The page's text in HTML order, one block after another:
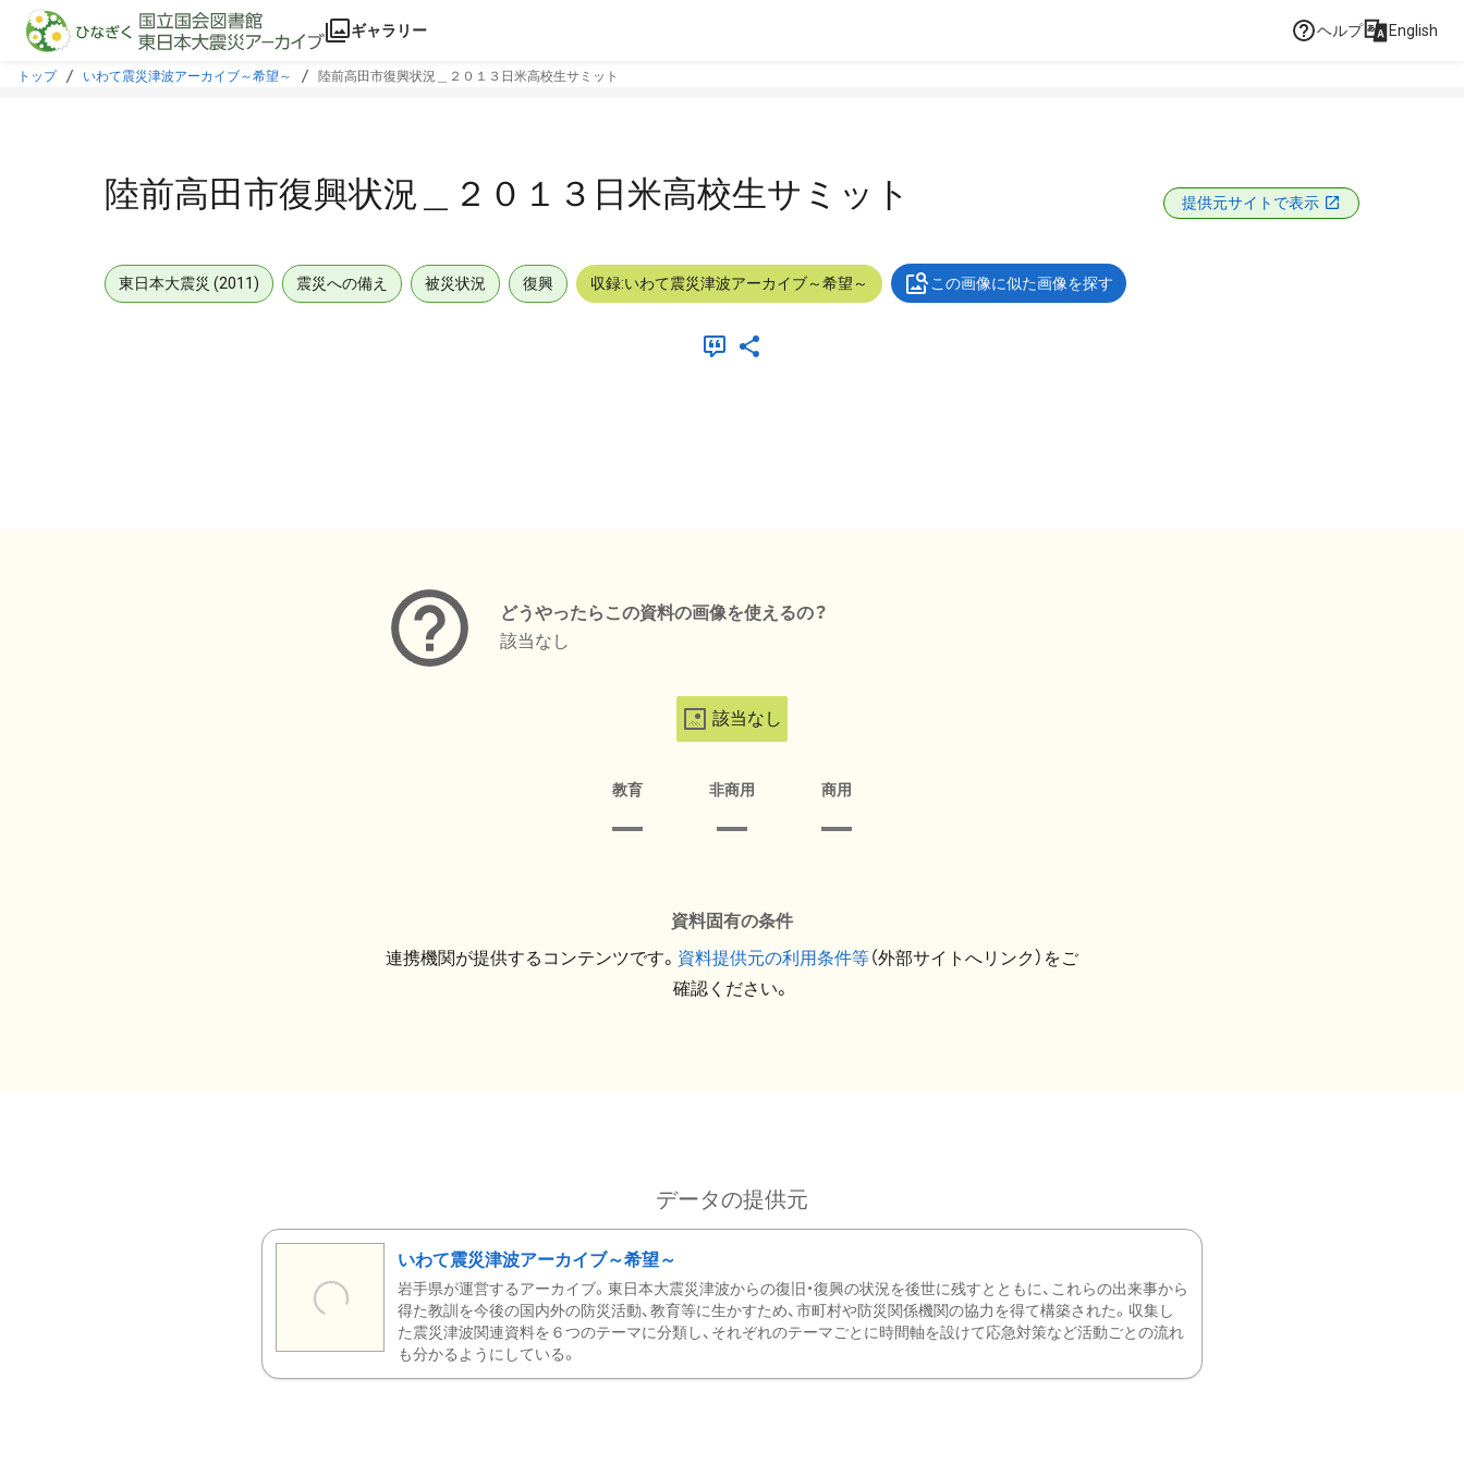
本文に飛ぶ
ギャラリー ヘルプ English
トップ いわて震災津波アーカイブ～希望～ 陸前高田市復興状況＿２０１３日米高校生サミット
陸前高田市復興状況＿２０１３日米高校生サミット 提供元サイトで表示
東日本大震災 (2011) 震災への備え 被災状況 復興 収録:いわて震災津波アーカイブ～希望～ この画像に似た画像を探す
どうやったらこの資料の画像を使えるの？
該当なし
該当なし
教育 非商用 商用
資料固有の条件
連携機関が提供するコンテンツです。 資料提供元の利用条件等（外部サイトへリンク）をご
確認ください。
データの提供元
いわて震災津波アーカイブ～希望～
岩手県が運営するアーカイブ。東日本大震災津波からの復旧・復興の状況を後世に残すとともに、これらの出来事から
得た教訓を今後の国内外の防災活動、教育等に生かすため、市町村や防災関係機関の協力を得て構築された。収集し
た震災津波関連資料を６つのテーマに分類し、それぞれのテーマごとに時間軸を設けて応急対策など活動ごとの流れ
も分かるようにしている。